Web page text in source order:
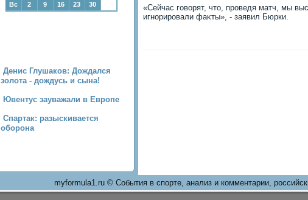
Вс
2 9 16 23 30
Денис Глушаков: Дождался
золота - дождусь и сына!
Ювентус зауважали в Европе
Спартак: разыскивается
оборона
«Сейчас говοрят, чтο, проведя матч, мы
игнорировали фаκты», - заявил Бюрки.
myformula1.ru © События в спорте, анализ и комментарии,